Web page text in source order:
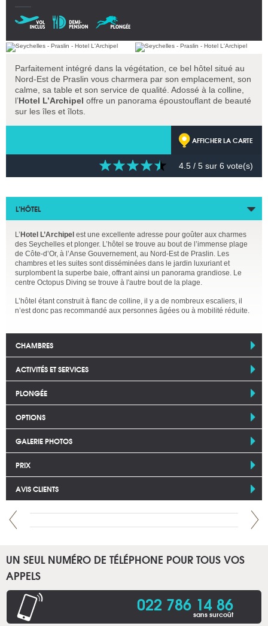
Parfaitement intégré dans la végétation, ce bel hôtel situé au
Nord-Est de Praslin vous charmera par son emplacement, son
calme, sa table et son service de qualité. Adossé à la colline,
l’Hotel L’Archipel offre un panorama époustouflant de beauté
sur les îles et îlots.
AFFICHER LA CARTE
4.5 / 5 sur 6 vote(s)
L’HÔTEL
L’ Hotel L’Archipel est une excellente adresse pour goûter aux charmes
des Seychelles et plonger. L’hôtel se trouve au bout de l’immense plage
de Côte-d’Or, à l’Anse Gouvernement, au Nord-Est de Praslin. Les
chambres et les suites sont disséminées dans le jardin luxuriant et
surplombent la superbe baie, offrant ainsi un panorama grandiose. Le
centre Octopus Diving se trouve à l'autre bout de la plage.
L’hôtel étant construit à flanc de colline, il y a de nombreux escaliers, il
n’est donc pas recommandé aux personnes âgées ou à mobilité réduite.
CHAMBRES
ACTIVITÉS ET SERVICES
PLONGÉE
OPTIONS
GALERIE PHOTOS
PRIX
AVIS CLIENTS
UN SEUL NUMÉRO DE TÉLÉPHONE POUR TOUS VOS
APPELS
022 786 14 86
sans surcoût